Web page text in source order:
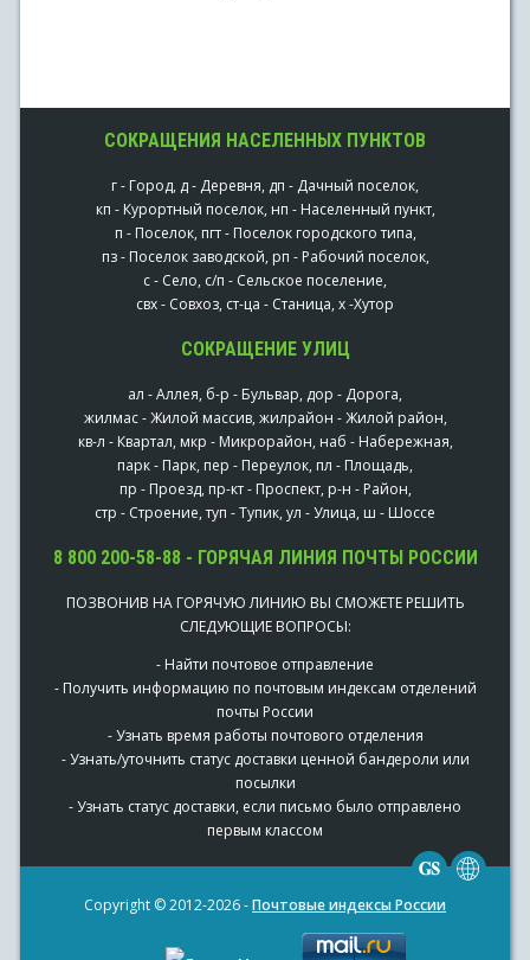
СОКРАЩЕНИЯ НАСЕЛЕННЫХ ПУНКТОВ
г - Город, д - Деревня, дп - Дачный поселок,
кп - Курортный поселок, нп - Населенный пункт,
п - Поселок, пгт - Поселок городского типа,
пз - Поселок заводской, рп - Рабочий поселок,
с - Село, с/п - Сельское поселение,
свх - Совхоз, ст-ца - Станица, х -Хутор
СОКРАЩЕНИЕ УЛИЦ
ал - Аллея, б-р - Бульвар, дор - Дорога,
жилмас - Жилой массив, жилрайон - Жилой район,
кв-л - Квартал, мкр - Микрорайон, наб - Набережная,
парк - Парк, пер - Переулок, пл - Площадь,
пр - Проезд, пр-кт - Проспект, р-н - Район,
стр - Строение, туп - Тупик, ул - Улица, ш - Шоссе
8 800 200-58-88 - ГОРЯЧАЯ ЛИНИЯ ПОЧТЫ РОССИИ
ПОЗВОНИВ НА ГОРЯЧУЮ ЛИНИЮ ВЫ СМОЖЕТЕ РЕШИТЬ
СЛЕДУЮЩИЕ ВОПРОСЫ:
- Найти почтовое отправление
- Получить информацию по почтовым индексам отделений
почты России
- Узнать время работы почтового отделения
- Узнать/уточнить статус доставки ценной бандероли или
посылки
- Узнать статус доставки, если письмо было отправлено
первым классом
Copyright © 2012-2026 -Почтовые индексы России